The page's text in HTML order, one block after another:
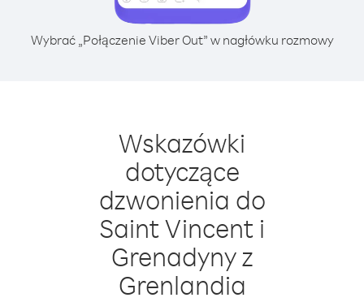
Wybrać „Połączenie Viber Out” w nagłówku rozmowy
Wskazówki
dotyczące
dzwonienia do
Saint Vincent i
Grenadyny z
Grenlandia